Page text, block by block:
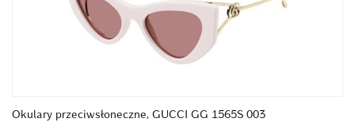
Okulary przeciwsłoneczne, GUCCI GG 1565S 003